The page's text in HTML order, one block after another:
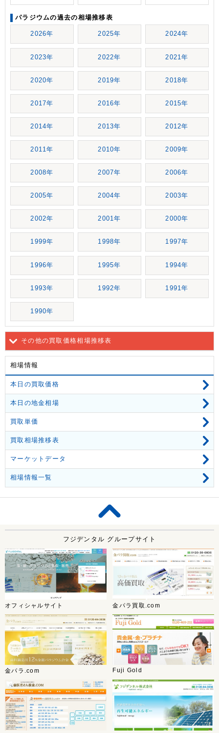
パラジウムの過去の相場推移表
2026年 2025年 2024年
2023年 2022年 2021年
2020年 2019年 2018年
2017年 2016年 2015年
2014年 2013年 2012年
2011年 2010年 2009年
2008年 2007年 2006年
2005年 2004年 2003年
2002年 2001年 2000年
1999年 1998年 1997年
1996年 1995年 1994年
1993年 1992年 1991年
1990年
その他の買取価格相場推移表
相場情報
本日の買取価格
本日の地金相場
買取単価
買取相場推移表
マーケットデータ
相場情報一覧
フジデンタル グループサイト
オフィシャルサイト 金パラ買取.com
金パラ.com Fuji Gold